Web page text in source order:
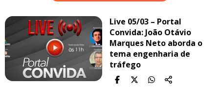
Live 05/03 – Portal
Convida: João Otávio
Marques Neto aborda o
tema engenharia de
tráfego